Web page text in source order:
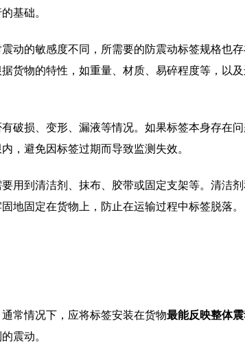
基础。
动的敏感度不同，所需要的防震动标签规格也
货物的特性，如重量、材质、易碎程度等，以
破损、变形、漏液等情况。如果标签本身存在
，避免因标签过期而导致监测失效。
用到清洁剂、抹布、胶带或固定支架等。清洁
地固定在货物上，防止在运输过程中标签脱落。
常情况下，应将标签安装在货物最能反映整体
震动。